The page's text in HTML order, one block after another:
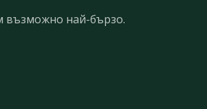
възможно най-бързо.